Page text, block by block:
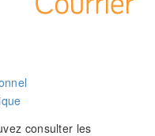
consulter les